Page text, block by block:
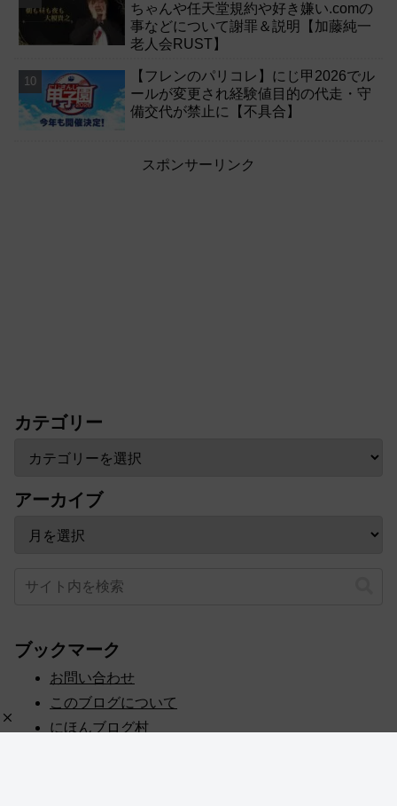
ちゃんや任天堂規約や好き嫌い.comの
事などについて謝罪＆説明【加藤純一
老人会RUST】
【フレンのパリコレ】にじ甲2026でル
ールが変更され経験値目的の代走・守
備交代が禁止に【不具合】
スポンサーリンク
カテゴリー
アーカイブ
ブックマーク
お問い合わせ
このブログについて
にほんブログ村